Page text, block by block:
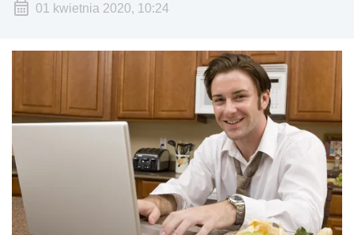
01 kwietnia 2020, 10:24